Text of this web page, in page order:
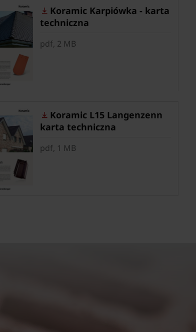
Koramic Karpiówka - karta
techniczna
pdf, 2 MB
Koramic L15 Langenzenn
karta techniczna
pdf, 1 MB